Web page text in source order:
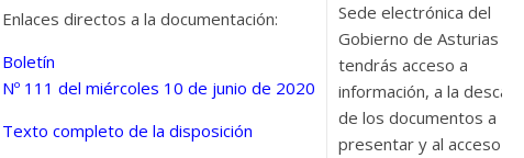
Enlaces directos a la documentación:
Boletín
Nº 111 del miércoles 10 de junio de 2020
Texto completo de la disposición
Sede electrónica del
Gobierno de Asturias
tendrás acceso a
información, a la descarga
de los documentos a
presentar y al acceso a la